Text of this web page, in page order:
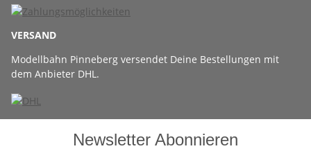
VERSAND
Modellbahn Pinneberg versendet Deine Bestellungen mit
dem Anbieter DHL.
Newsletter Abonnieren